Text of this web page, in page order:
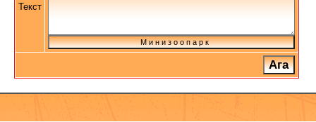
Текст
М и н и з о о п а р к